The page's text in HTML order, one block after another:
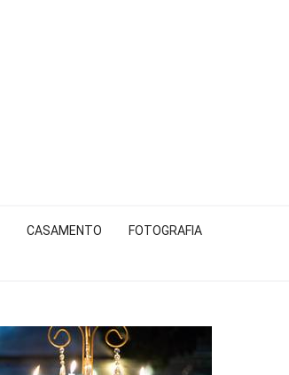
CASAMENTO
FOTOGRAFIA